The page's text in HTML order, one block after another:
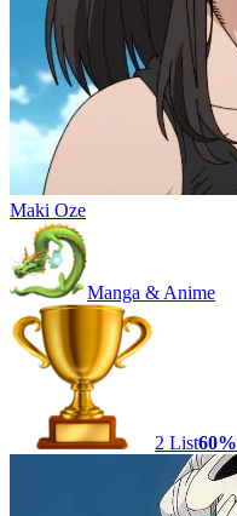
Maki Oze
Manga & Anime
2 List60%